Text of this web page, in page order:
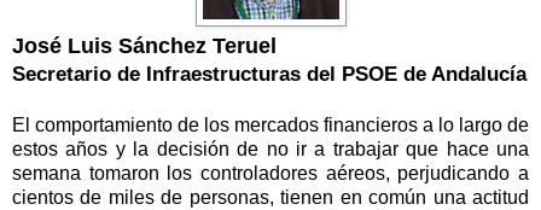
José Luis Sánchez Teruel
Secretario de Infraestructuras del PSOE de Andalucía
El comportamiento de los mercados financieros a lo largo de
estos años y la decisión de no ir a trabajar que hace una
semana tomaron los controladores aéreos, perjudicando a
cientos de miles de personas, tienen en común una actitud